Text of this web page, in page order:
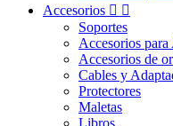
Accesorios  
Soportes
Accesorios
Accesorios de
Cables y
Protectores
Maletas
Libros